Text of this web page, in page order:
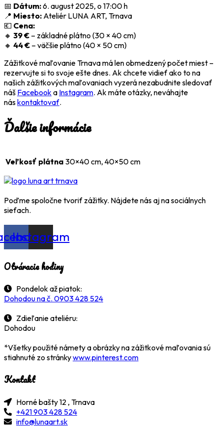
📅 Dátum:6. august 2025, o 17:00 h
📍 Miesto: Ateliér LUNA ART, Trnava
💶 Cena:
🔸 39 € – základné plátno (30 × 40 cm)
🔸 44 € – väčšie plátno (40 × 50 cm)
Zážitkové maľovanie Trnava má len obmedzený počet miest –
rezervujte si to svoje ešte dnes. Ak chcete vidieť ako to na
našich zážitkových maľovaniach vyzerá nezabudnite sledovať
náš Facebook a Instagram. Ak máte otázky, neváhajte
náskontaktovať.
Ďalšie informácie
Veľkosť plátna 30×40 cm, 40×50 cm
Poďme spoločne tvoriť zážitky. Nájdete nás aj na sociálnych
sieťach.
Instagram
Otváracie hodiny
Pondelok až piatok:
Dohodou na č. 0903 428 524
Zdieľanie ateliéru:
Dohodou
*Všetky použité námety a obrázky na zážitkové maľovania sú
stiahnuté zo stránkywww.pinterest.com
Kontakt
Horné bašty 12 , Trnava
+421 903 428 524
info@lunaart.sk